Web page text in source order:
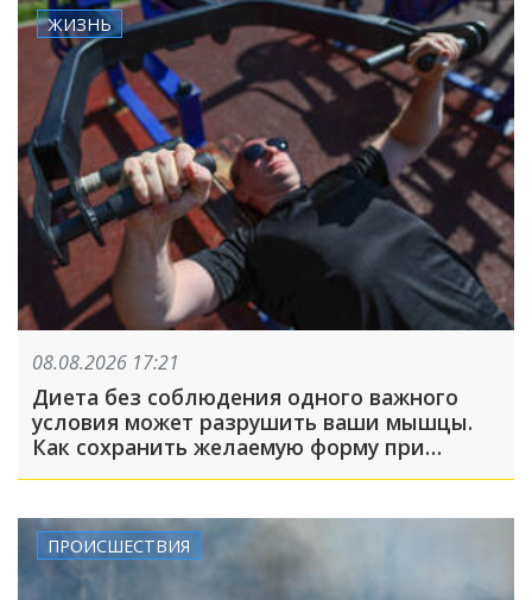
ЖИЗНЬ
08.08.2026 17:21
Диета без соблюдения одного важного
условия может разрушить ваши мышцы.
Как сохранить желаемую форму при
ПРОИСШЕСТВИЯ